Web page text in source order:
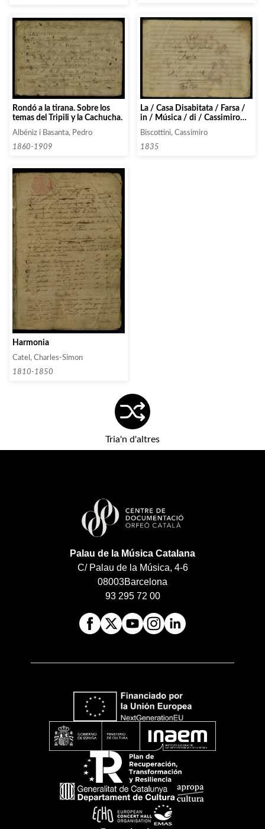
Psalmodia de Don Francº /
Mariner
Rondó a la tirana. Sobre los
temas del Tripili y la Cachucha.
Albéniz i Basanta, Pedro
1860-1909
La / Casa Disabitata / Farsa /
in / Música / di / Cassimiro
Biscottini
Biscottini, Cassimiro
1835
Harmonia
Catel, Charles-Simon
1810-1850
Tria'n d'altres
Palau de la Música Catalana
C/ Palau de la Música, 4-6
08003Barcelona
93 295 72 00